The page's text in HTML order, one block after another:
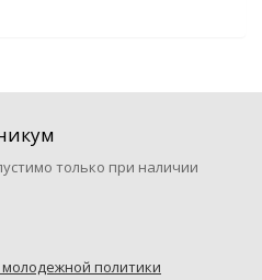
только при наличии
политики